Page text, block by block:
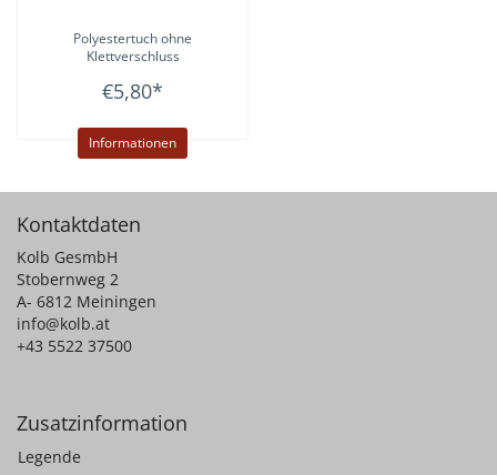
Polyestertuch ohne
Klettverschluss
€5,80*
Informationen
Kontaktdaten
Kolb GesmbH
Stobernweg 2
A- 6812 Meiningen
info@kolb.at
+43 5522 37500
Zusatzinformation
Legende